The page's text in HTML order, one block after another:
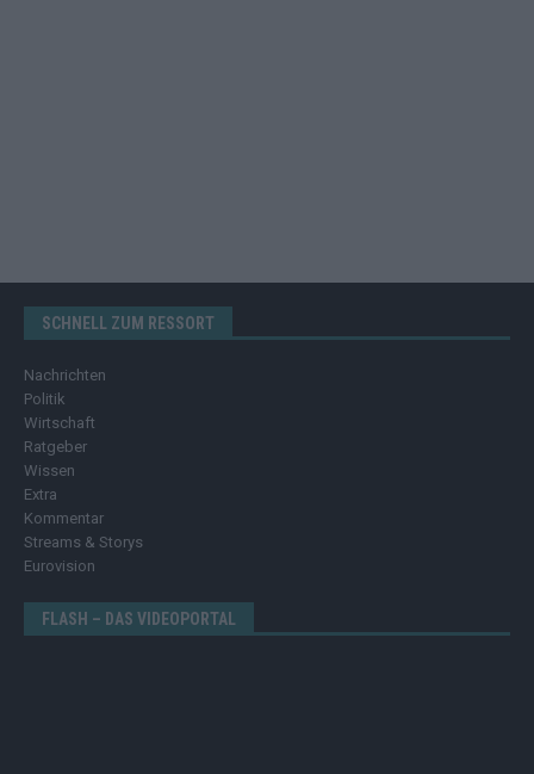
SCHNELL ZUM RESSORT
Nachrichten
Politik
Wirtschaft
Ratgeber
Wissen
Extra
Kommentar
Streams & Storys
Eurovision
FLASH – DAS VIDEOPORTAL